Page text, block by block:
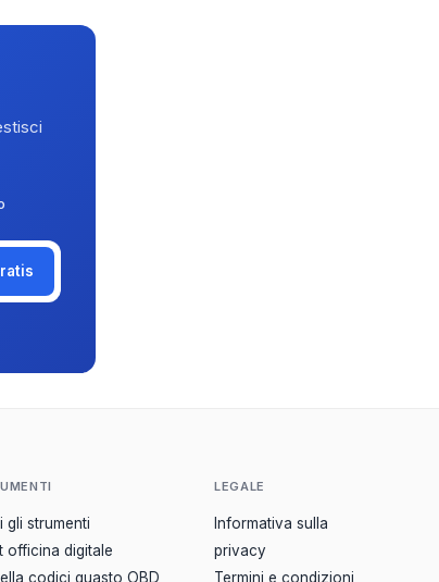
gli strumenti
officina digitale
codici guasto OBD
LEGALE
Informativa sulla
privacy
Termini e condizioni